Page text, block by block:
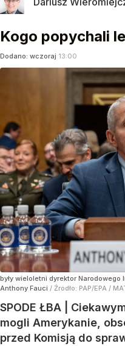
Kogo popychali
Dodano: wczoraj 13:00
były wieloletni dyrektor
Anthony Fauci / Źródło: PAP/EPA /
SPODE ŁBA |
mogli Amerykanie,
przed Komisją do